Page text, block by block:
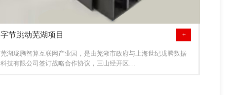
字节跳动芜湖项目 +
芜湖珑腾智算互联网产业园，是由芜湖市政府与上海世纪珑腾数据
科技有限公司签订战略合作协议，三山经开区…